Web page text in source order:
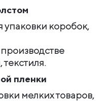
упаковки коробок,
производстве
пленки
мелких товаров,